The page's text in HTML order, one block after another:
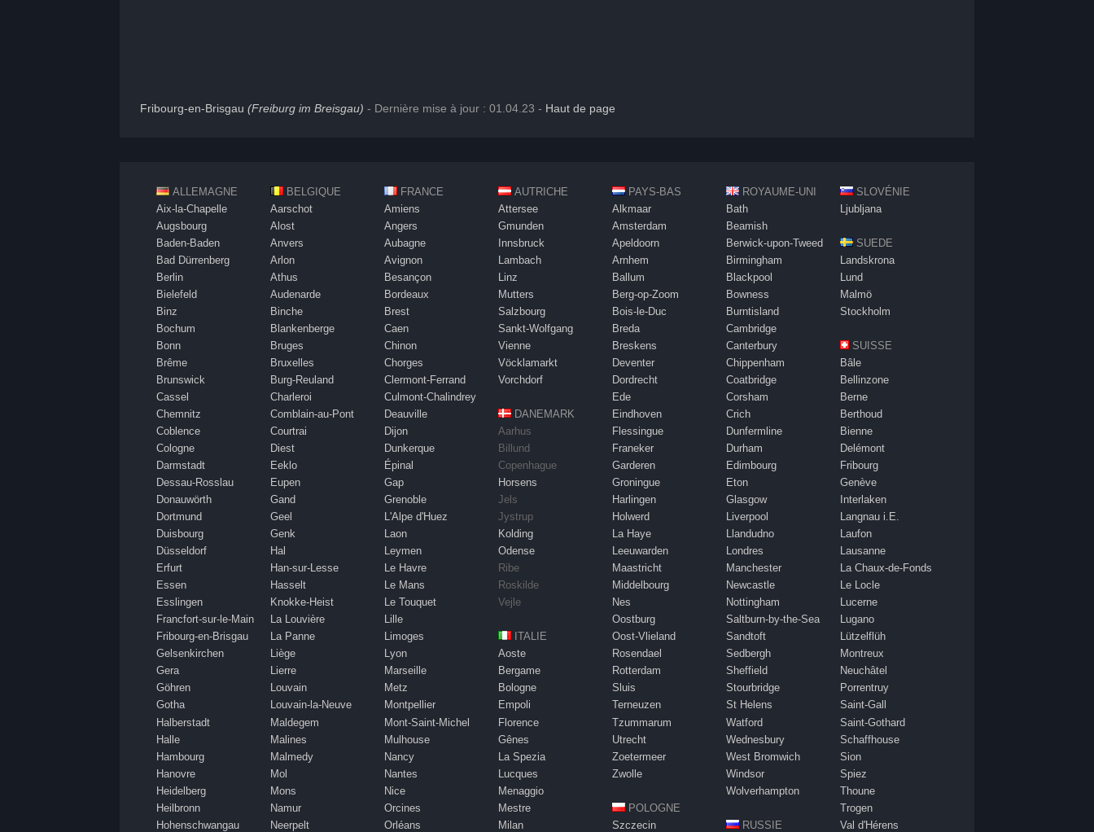
Fribourg-en-Brisgau (Freiburg im Breisgau) - Dernière mise à jour : 01.04.23 - Haut de page
ALLEMAGNE
Aix-la-Chapelle
Augsbourg
Baden-Baden
Bad Dürrenberg
Berlin
Bielefeld
Binz
Bochum
Bonn
Brême
Brunswick
Cassel
Chemnitz
Coblence
Cologne
Darmstadt
Dessau-Rosslau
Donauwörth
Dortmund
Duisbourg
Düsseldorf
Erfurt
Essen
Esslingen
Francfort-sur-le-Main
Fribourg-en-Brisgau
Gelsenkirchen
Gera
Göhren
Gotha
Halberstadt
Halle
Hambourg
Hanovre
Heidelberg
Heilbronn
Hohenschwangau
BELGIQUE
Aarschot
Alost
Anvers
Arlon
Athus
Audenarde
Binche
Blankenberge
Bruges
Bruxelles
Burg-Reuland
Charleroi
Comblain-au-Pont
Courtrai
Diest
Eeklo
Eupen
Gand
Geel
Genk
Hal
Han-sur-Lesse
Hasselt
Knokke-Heist
La Louvière
La Panne
Liège
Lierre
Louvain
Louvain-la-Neuve
Maldegem
Malines
Malmedy
Mol
Mons
Namur
Neerpelt
FRANCE
Amiens
Angers
Aubagne
Avignon
Besançon
Bordeaux
Brest
Caen
Chinon
Chorges
Clermont-Ferrand
Culmont-Chalindrey
Deauville
Dijon
Dunkerque
Épinal
Gap
Grenoble
L'Alpe d'Huez
Laon
Leymen
Le Havre
Le Mans
Le Touquet
Lille
Limoges
Lyon
Marseille
Metz
Montpellier
Mont-Saint-Michel
Mulhouse
Nancy
Nantes
Nice
Orcines
Orléans
AUTRICHE
Attersee
Gmunden
Innsbruck
Lambach
Linz
Mutters
Salzbourg
Sankt-Wolfgang
Vienne
Vöcklamarkt
Vorchdorf
DANEMARK
Aarhus
Billund
Copenhague
Horsens
Jels
Jystrup
Kolding
Odense
Ribe
Roskilde
Vejle
ITALIE
Aoste
Bergame
Bologne
Empoli
Florence
Gênes
La Spezia
Lucques
Menaggio
Mestre
Milan
PAYS-BAS
Alkmaar
Amsterdam
Apeldoorn
Arnhem
Ballum
Berg-op-Zoom
Bois-le-Duc
Breda
Breskens
Deventer
Dordrecht
Ede
Eindhoven
Flessingue
Franeker
Garderen
Groningue
Harlingen
Holwerd
La Haye
Leeuwarden
Maastricht
Middelbourg
Nes
Oostburg
Oost-Vlieland
Rosendael
Rotterdam
Sluis
Terneuzen
Tzummarum
Utrecht
Zoetermeer
Zwolle
POLOGNE
Szczecin
ROYAUME-UNI
Bath
Beamish
Berwick-upon-Tweed
Birmingham
Blackpool
Bowness
Burntisland
Cambridge
Canterbury
Chippenham
Coatbridge
Corsham
Crich
Dunfermline
Durham
Edimbourg
Eton
Glasgow
Liverpool
Llandudno
Londres
Manchester
Newcastle
Nottingham
Saltburn-by-the-Sea
Sandtoft
Sedbergh
Sheffield
Stourbridge
St Helens
Watford
Wednesbury
West Bromwich
Windsor
Wolverhampton
RUSSIE
SLOVÉNIE
Ljubljana
SUEDE
Landskrona
Lund
Malmö
Stockholm
SUISSE
Bâle
Bellinzone
Berne
Berthoud
Bienne
Delémont
Fribourg
Genève
Interlaken
Langnau i.E.
Laufon
Lausanne
La Chaux-de-Fonds
Le Locle
Lucerne
Lugano
Lützelflüh
Montreux
Neuchâtel
Porrentruy
Saint-Gall
Saint-Gothard
Schaffhouse
Sion
Spiez
Thoune
Trogen
Val d'Hérens